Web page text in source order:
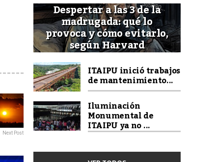
Next Post
Despertar a las 3 de la
madrugada: qué lo
provoca y cómo evitarlo,
según Harvard
ITAIPU inició trabajos
de mantenimiento...
Iluminación
Monumental de
ITAIPU ya no ...